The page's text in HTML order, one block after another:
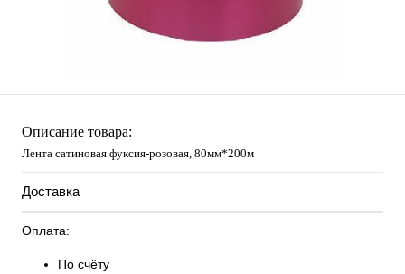
Описание товара:
Лента сатиновая фуксия-розовая, 80мм*200м
Доставка
Оплата:
По счёту